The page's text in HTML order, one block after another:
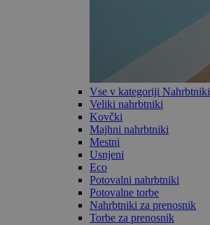
Vse v kategoriji Nahrbtniki
Veliki nahrbtniki
Kovčki
Majhni nahrbtniki
Mestni
Usnjeni
Eco
Potovalni nahrbtniki
Potovalne torbe
Nahrbtniki za prenosnik
Torbe za prenosnik